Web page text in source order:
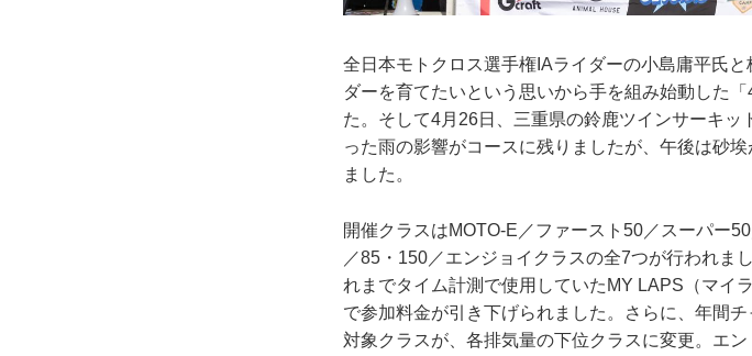
全日本モトクロス選手権IAライダーの小島庸平氏
ダーを育てたいという思いから手を組み始動した
た。そして4月26日、三重県の鈴鹿ツインサーキ
った雨の影響がコースに残りましたが、午後は砂
ました。
開催クラスはMOTO-E／ファースト50／スーパー
／85・150／エンジョイクラスの全7つが行われま
れまでタイム計測で使用していたMY LAPS（マイ
で参加料金が引き下げられました。さらに、年間
対象クラスが、各排気量の下位クラスに変更。エ